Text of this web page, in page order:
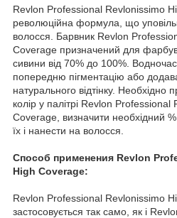
Revlon Professional Revlonissimo
революційна формула, що
волосся. Барвник Revlon
Coverage призначений для
сивини від 70% до 100%.
попередню пігментацію або
натурального відтінку. Необхідно
колір у палітрі Revlon
Coverage, визначити необхідний
їх і нанести на волосся.
Способ применения Revlon
High Coverage:
Revlon Professional Revlonissimo
застосовується так само, як і